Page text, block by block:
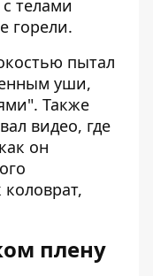
телами
горели.
пытал
уши,
Также
видео, где
он
плену